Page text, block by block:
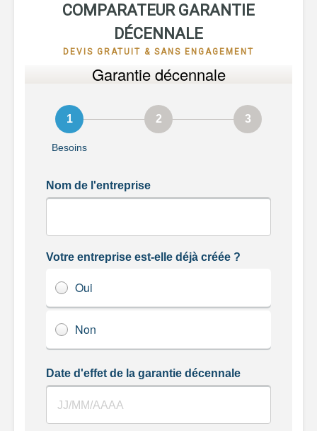
COMPARATEUR GARANTIE
DÉCENNALE
DEVIS GRATUIT & SANS ENGAGEMENT